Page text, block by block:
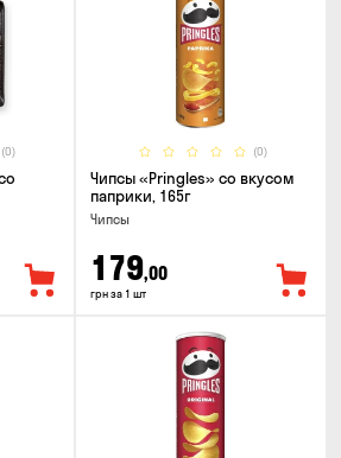
(0) (0)
Чипсы «Pringles» со вкусом
паприки, 165г
Чипсы
179,00
грн за 1 шт